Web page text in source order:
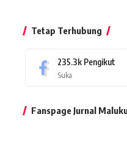
Tetap Terhubung
235.3k Pengikut
Suka
Fanspage Jurnal